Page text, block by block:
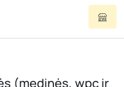
(medinės, wpc ir